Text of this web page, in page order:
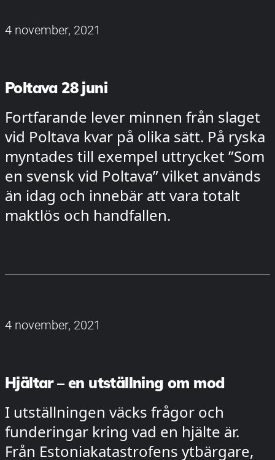
4 november, 2021
Poltava 28 juni
Fortfarande lever minnen från slaget
vid Poltava kvar på olika sätt. På ryska
myntades till exempel uttrycket ”Som
en svensk vid Poltava” vilket används
än idag och innebär att vara totalt
maktlös och handfallen.
4 november, 2021
Hjältar – en utställning om mod
I utställningen väcks frågor och
funderingar kring vad en hjälte är.
Från Estoniakatastrofens ytbärgare,